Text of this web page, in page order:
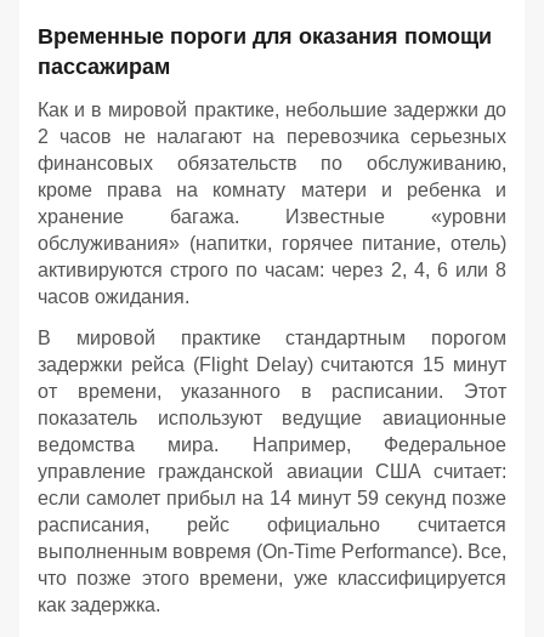
Временные пороги для оказания помощи
пассажирам
Как и в мировой практике, небольшие задержки до
2 часов не налагают на перевозчика серьезных
финансовых обязательств по обслуживанию,
кроме права на комнату матери и ребенка и
хранение багажа. Известные «уровни
обслуживания» (напитки, горячее питание, отель)
активируются строго по часам: через 2, 4, 6 или 8
часов ожидания.
В мировой практике стандартным порогом
задержки рейса (Flight Delay) считаются 15 минут
от времени, указанного в расписании. Этот
показатель используют ведущие авиационные
ведомства мира. Например, Федеральное
управление гражданской авиации США считает:
если самолет прибыл на 14 минут 59 секунд позже
расписания, рейс официально считается
выполненным вовремя (On-Time Performance). Все,
что позже этого времени, уже классифицируется
как задержка.